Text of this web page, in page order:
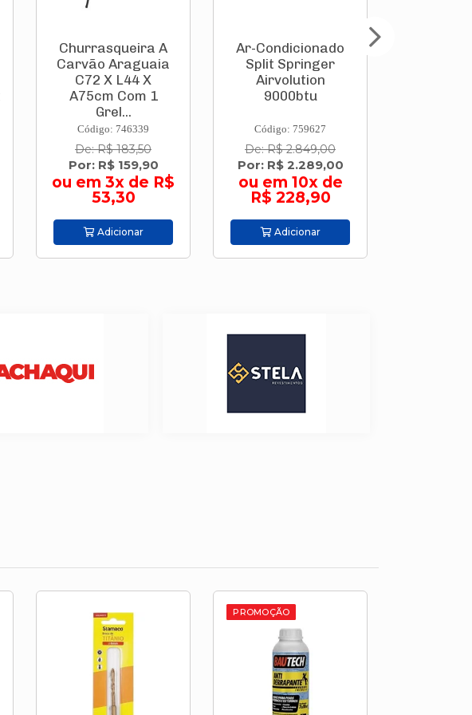
Churrasqueira A
Carvão Araguaia
C72 X L44 X
A75cm Com 1
Grel...
Código: 746339
De: R$ 183,50
Por: R$ 159,90
ou em 3x de R$
53,30
Adicionar
Ar-Condicionado
Split Springer
Airvolution
9000btu
Código: 759627
De: R$ 2.849,00
Por: R$ 2.289,00
ou em 10x de
R$ 228,90
Adicionar
PROMOÇÃO